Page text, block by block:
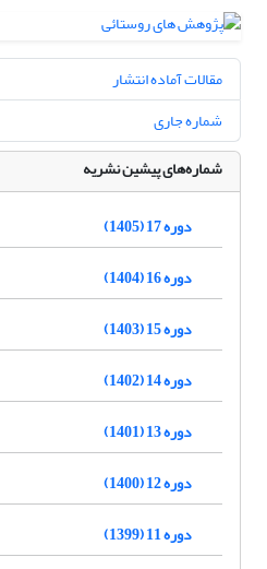
مقالات آماده انتشار
شماره جاری
شماره‌های پیشین نشریه
دوره 17 (1405)
دوره 16 (1404)
دوره 15 (1403)
دوره 14 (1402)
دوره 13 (1401)
دوره 12 (1400)
دوره 11 (1399)